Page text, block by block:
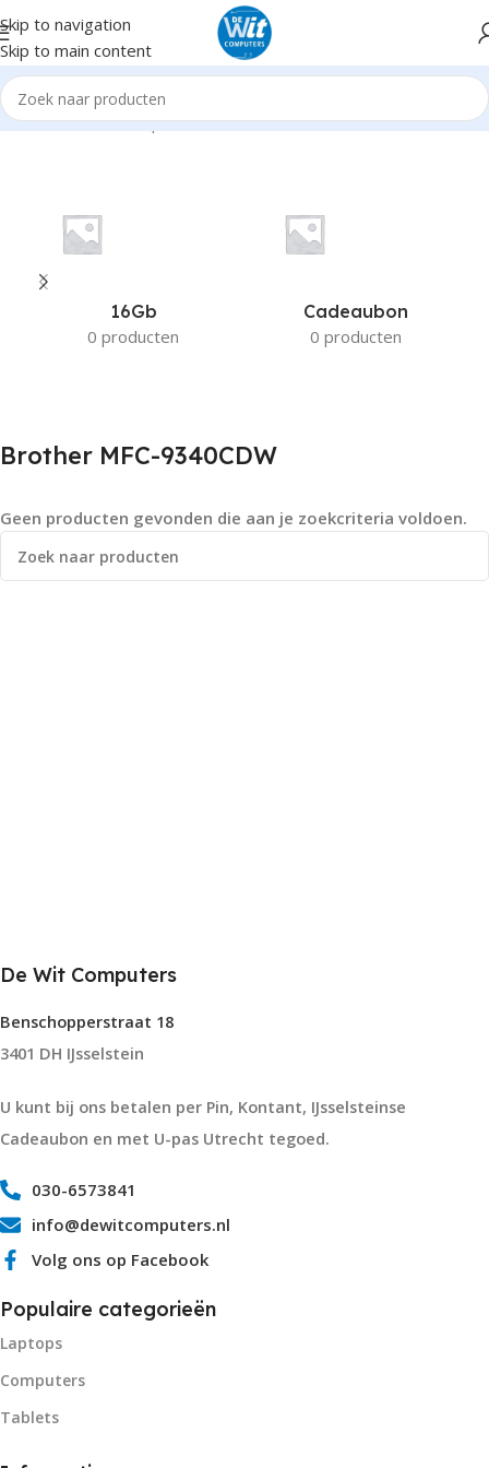
Skip to navigation
Skip to main content
Home Product Compatible Printers Brother MFC-9340CDW
16Gb
0 producten
Cadeaubon
0 producten
Brother MFC-9340CDW
Geen producten gevonden die aan je zoekcriteria voldoen.
De Wit Computers
Benschopperstraat 18
3401 DH IJsselstein
U kunt bij ons betalen per Pin, Kontant, IJsselsteinse
Cadeaubon en met U-pas Utrecht tegoed.
030-6573841
info@dewitcomputers.nl
Volg ons op Facebook
Populaire categorieën
Laptops
Computers
Tablets